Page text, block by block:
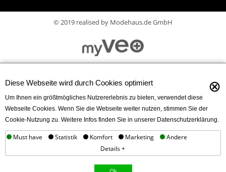
© 2019 realised by Modehaus.de GmbH
Diese Webseite wird durch Cookies optimiert ⊗
Um Ihnen ein größtmögliches Nutzererlebnis zu bieten, verwendet diese
Webseite Cookies. Wenn Sie die Webseite weiter nutzen, stimmen Sie der
Cookie-Nutzung zu. Weitere Infos finden Sie in unserer Datenschutzerklärung.
Must have Statistik Komfort Marketing
Andere
Details +